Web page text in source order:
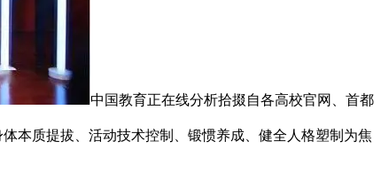
中国教育正在线分析拾掇自各高校官网、首都
本质提拔、活动技术控制、锻惯养成、健全人格塑制为焦